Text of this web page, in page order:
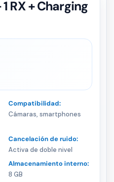
RX + Charging
Compatibilidad:
Cámaras, smartphones
Cancelación de ruido:
Activa de doble nivel
Almacenamiento interno:
8 GB